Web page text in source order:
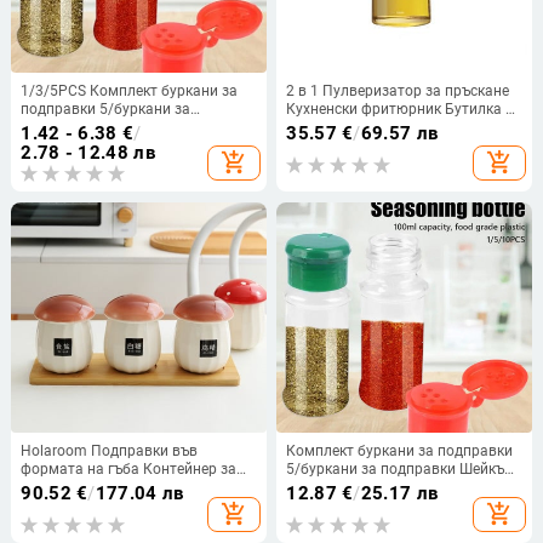
1/3/5PCS Комплект буркани за
подправки 5/буркани за
подправки Солница и черен
пипер Буркан за подправки
Органайзер за подправки
Пластмасова подправка за
барбекю
1.42 - 6.38 €/
2.78 - 12.48 лв
add_shopping_cart
2 в 1 Пулверизатор за пръскане
Кухненски фритюрник Бутилка за
разпръскване на въздух Бутилка
за масло за зехтин Готвене
Пържене Барбекю Къмпинг
35.57 €/69.57 лв
add_shopping_cart
Holaroom Подправки във
формата на гъба Контейнер за
съхранение Сол Подправка
Пипер Шейкър Практичен
керамичен съд за подправки
90.52 €/177.04 лв
add_shopping_cart
Комплект буркани за подправки
5/буркани за подправки Шейкър
за сол и черен пипер Буркан за
подправки Организатор за
подправки Пластмасово
12.87 €/25.17 лв
add_shopping_cart